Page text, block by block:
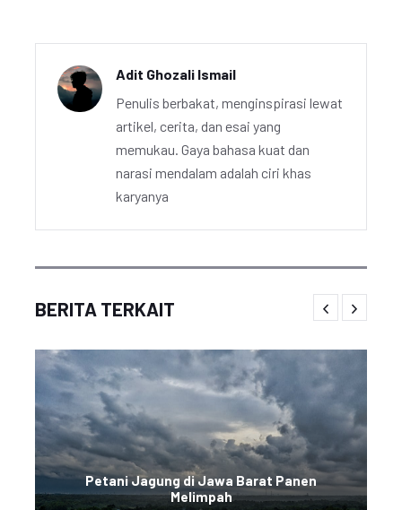
Adit Ghozali Ismail
Penulis berbakat, menginspirasi lewat
artikel, cerita, dan esai yang
memukau. Gaya bahasa kuat dan
narasi mendalam adalah ciri khas
karyanya
BERITA TERKAIT
Petani Jagung di Jawa Barat Panen
Melimpah